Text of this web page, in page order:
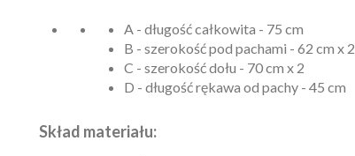
A - długość całkowita - 75 cm
B - szerokość pod pachami - 62 cm x 2
C - szerokość dołu - 70 cm x 2
D - długość rękawa od pachy - 45 cm
Skład materiału: